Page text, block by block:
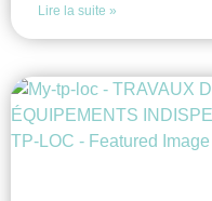
Lire la suite »